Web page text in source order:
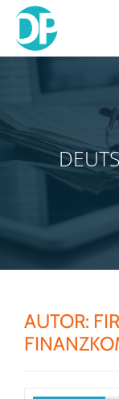
Skip
to
AUTOR: